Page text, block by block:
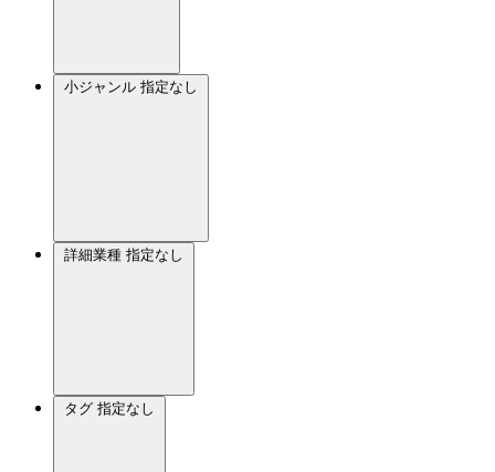
小ジャンル 指定なし
詳細業種 指定なし
タグ 指定なし